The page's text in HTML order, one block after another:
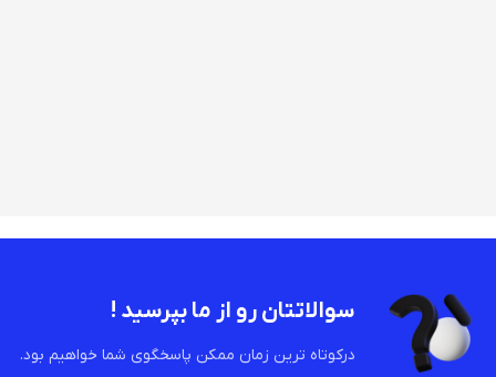
سوالاتتان رو از ما بپرسید !
درکوتاه ترین زمان ممکن پاسخگوی شما خواهیم بود.